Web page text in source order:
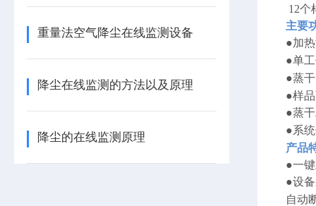
重量法空气降尘在线监测设备
降尘在线监测的方法以及原理
降尘的在线监测原理
12个
主要
●加
●单
●蒸
●样
●蒸
●系
产品
●一
●设
自动